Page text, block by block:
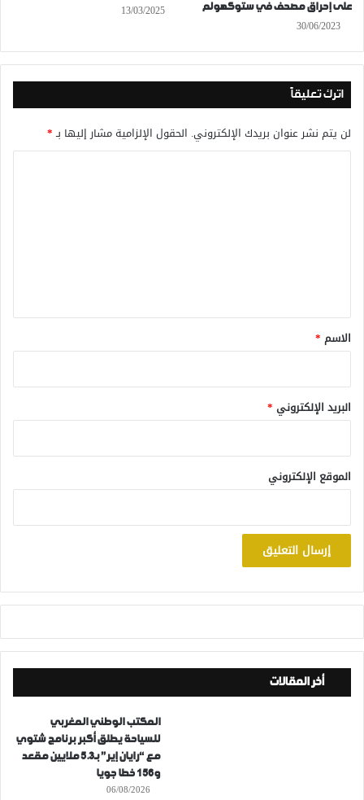
على إحراق مصحف في ستوكهولم
30/06/2023
13/03/2025
اترك تعليقاً
لن يتم نشر عنوان بريدك الإلكتروني. الحقول الإلزامية مشار إليها بـ*
*
الاسم *
البريد الإلكتروني *
الموقع الإلكتروني
أخر المقالات
المكتب الوطني المغربي
للسياحة يطلق أكبر برنامج شتوي
مع “رايان إير” بـ5.3 ملايين مقعد
و156 خطا جويا
06/08/2026